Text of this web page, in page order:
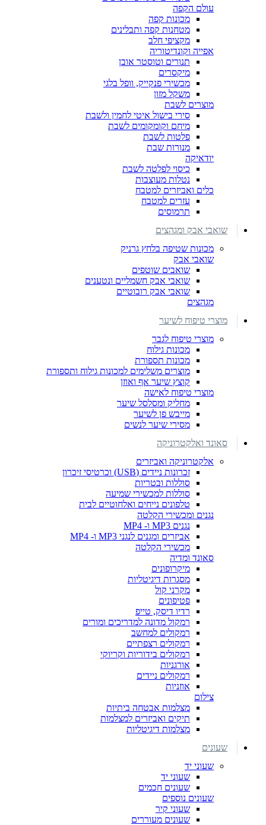
עולם הקפה
מכונות קפה
מטחנות קפה ותבלינים
מקציפי חלב
אפייה וקונדיטוריה
תנורים וטוסטר אובן
מיקסרים
מכשירי פנקייק, וופל בלגי
משקל מזון
מוצרים לשבת
סירי בישול איטי לחמין ולשבת
מיחם וקומקומים לשבת
פלטות לשבת
מנורות שבת
יודאיקה
כיסוי לפלטה לשבת
נטלות מעוצבות
כלים ואביזרים למטבח
עזרים למטבח
תרמוסים
שואבי אבק ומגהצים
מכונות שטיפה בלחץ גרניק
שואבי אבק
שואבים שוטפים
שואבי אבק חשמליים ונטענים
שואבי אבק רובוטיים
מגהצים
מוצרי טיפוח לשיער
מוצרי טיפוח לגבר
מכונות גילוח
מכונות תספורת
מוצרים משלימים למכונות גילוח ותספורת
קוצץ שיער אף ואוזן
מוצרי טיפוח לאישה
מחליק ומסלסל שיער
מייבש פן לשיער
מסירי שיער לנשים
סאונד ואלקטרוניקה
אלקטרוניקה ואביזרים
זכרונות ניידים (USB) וכרטיסי זיכרון
סוללות ובטריות
סוללות למכשירי שמיעה
טלפונים נייחים ואלחוטיים לבית
נגנים ומכשירי הקלטה
נגנים MP3 ו- MP4
אביזרים ומגנים לנגני MP3 ו- MP4
מכשירי הקלטה
סאונד ומדיה
מיקרופונים
מסגרות דיגיטליות
מקרני קול
פטיפונים
רדיו דיסק, טייפ
רמקול מדונה למדריכים ומורים
רמקולים למחשב
רמקולים רצפתיים
רמקולים בידוריות וקריוקי
אורגניות
רמקולים ניידים
אוזניות
צילום
מצלמות אבטחה ביתיות
תיקים ואביזרים למצלמות
מצלמות דיגיטליות
שעונים
שעוני יד
שעוני יד
שעונים חכמים
שעונים נוספים
שעוני קיר
שעונים מעוררים